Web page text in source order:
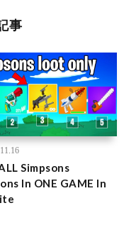
事
Simpsons
In ONE GAME In